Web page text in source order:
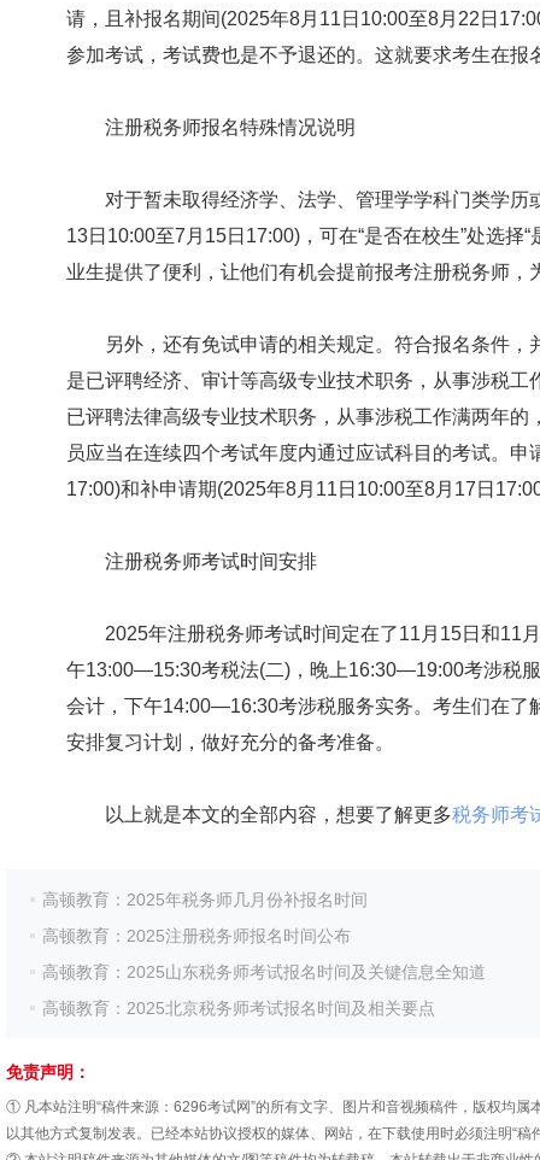
请，且补报名期间(2025年8月11日10:00至8月22日
参加考试，考试费也是不予退还的。这就要求考生在
注册税务师报名特殊情况说明
对于暂未取得经济学、法学、管理学学科门类学历
13日10:00至7月15日17:00)，可在“是否在校生”处选择
业生提供了便利，让他们有机会提前报考注册税务师，
另外，还有免试申请的相关规定。符合报名条件，
是已评聘经济、审计等高级专业技术职务，从事涉税
已评聘法律高级专业技术职务，从事涉税工作满两年
员应当在连续四个考试年度内通过应试科目的考试。
17:00)和补申请期(2025年8月11日10:00至8月17日
注册税务师考试时间安排
2025年注册税务师考试时间定在了11月15日和11
午13:00—15:30考税法(二)，晚上16:30—19:00考涉税
会计，下午14:00—16:30考涉税服务实务。考生们在了
安排复习计划，做好充分的备考准备。
以上就是本文的全部内容，想要了解更多税务师考
高顿教育：2025年税务师几月份补报名时间
高顿教育：2025注册税务师报名时间公布
高顿教育：2025山东税务师考试报名时间及关键信息全知道
高顿教育：2025北京税务师考试报名时间及相关要点
免责声明：
① 凡本站注明“稿件来源：6296考试网”的所有文字、图片和音视频稿件，版权均
以其他方式复制发表。已经本站协议授权的媒体、网站，在下载使用时必须注明“